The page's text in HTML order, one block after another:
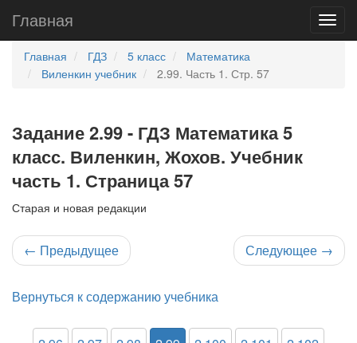
Главная
Главная ГДЗ 5 класс
Математика
Виленкин учебник
2.99. Часть 1. Стр. 57
Задание 2.99 - ГДЗ Математика 5
класс. Виленкин, Жохов. Учебник
часть 1. Страница 57
Старая и новая редакции
← Предыдущее Следующее →
Вернуться к содержанию учебника